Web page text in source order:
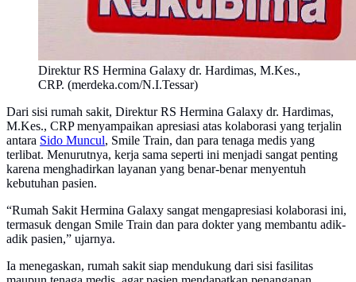
Direktur RS Hermina Galaxy dr. Hardimas, M.Kes.,
CRP. (merdeka.com/N.I.Tessar)
Dari sisi rumah sakit, Direktur RS Hermina Galaxy dr. Hardimas,
M.Kes., CRP menyampaikan apresiasi atas kolaborasi yang terjalin
antara Sido Muncul, Smile Train, dan para tenaga medis yang
terlibat. Menurutnya, kerja sama seperti ini menjadi sangat penting
karena menghadirkan layanan yang benar-benar menyentuh
kebutuhan pasien.
“Rumah Sakit Hermina Galaxy sangat mengapresiasi kolaborasi ini,
termasuk dengan Smile Train dan para dokter yang membantu adik-
adik pasien,” ujarnya.
Ia menegaskan, rumah sakit siap mendukung dari sisi fasilitas